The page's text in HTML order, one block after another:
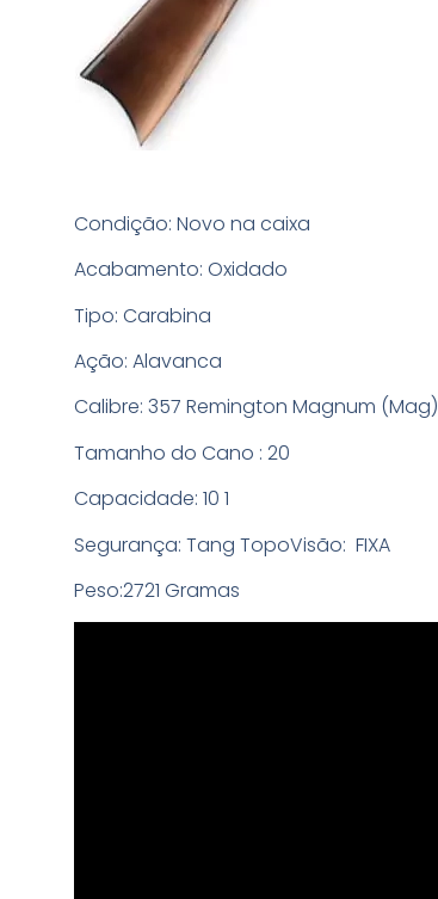
Condição: Novo na caixa
Acabamento: Oxidado
Tipo: Carabina
Ação: Alavanca
Calibre: 357 Remington Magnum (Mag)
Tamanho do Cano : 20
Capacidade: 10 1
Segurança: Tang TopoVisão: FIXA
Peso:2721 Gramas